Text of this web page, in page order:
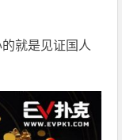
就是见证国人